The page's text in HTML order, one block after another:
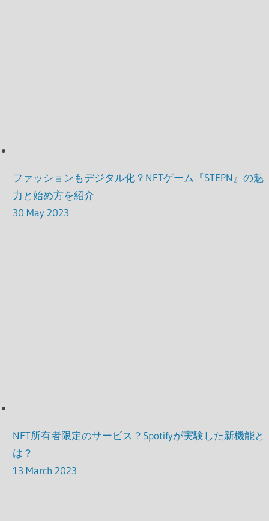
ファッションもデジタル化？NFTゲーム『STEPN』の魅
力と始め方を紹介
30 May 2023
NFT所有者限定のサービス？Spotifyが実験した新機能と
は？
13 March 2023